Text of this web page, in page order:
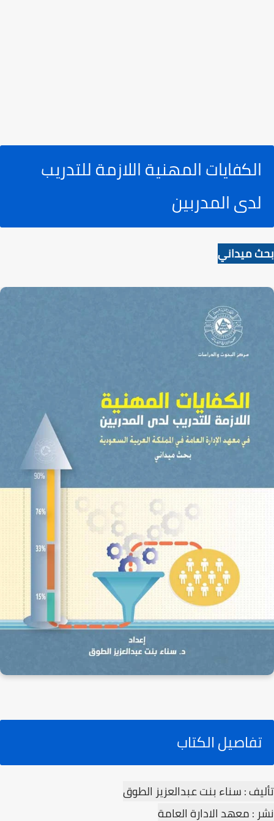
الكفايات المهنية اللازمة للتدريب
لدى المدربين
بحث ميداني
تفاصيل الكتاب
تأليف : سناء بنت عبدالعزيز الطوق
نشر : معهد الادارة العامة